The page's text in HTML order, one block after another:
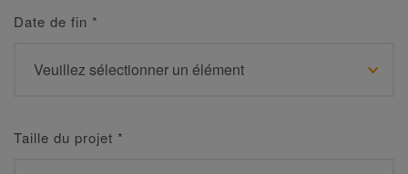
Date de fin *
Taille du projet *